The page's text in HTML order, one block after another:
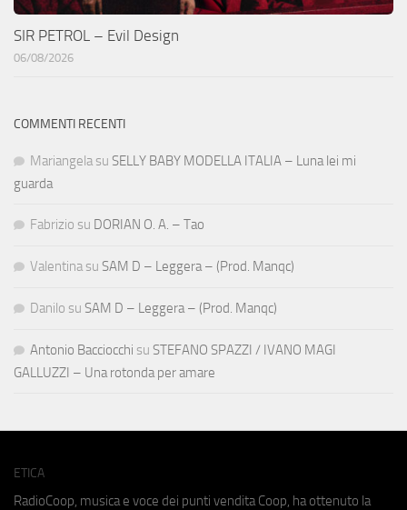
SIR PETROL – Evil Design
06/08/2026
COMMENTI RECENTI
Mariangela su SELLY BABY MODELLA ITALIA – Luna lei mi
guarda
Fabrizio su DORIAN O. A. – Tao
Valentina su SAM D – Leggera – (Prod. Manqc)
Danilo su SAM D – Leggera – (Prod. Manqc)
Antonio Bacciocchi su STEFANO SPAZZI / IVANO MAGI
GALLUZZI – Una rotonda per amare
ETICA
RadioCoop, musica e voce dei punti vendita Coop, ha ottenuto la